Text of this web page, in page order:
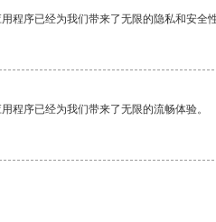
程序已经为我们带来了无限的隐私和安全性
程序已经为我们带来了无限的流畅体验。